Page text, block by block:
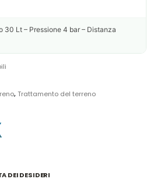
30 Lt – Pressione 4 bar – Distanza
,Trattamento del terreno
DEI DESIDERI